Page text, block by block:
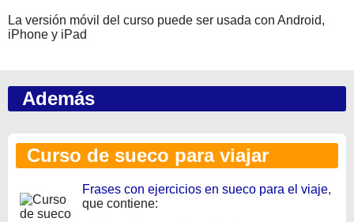
La versión móvil del curso puede ser usada con Android,
iPhone y iPad
Además
Curso de sueco para viajar
Frases con ejercicios en sueco para el viaje,
que contiene: